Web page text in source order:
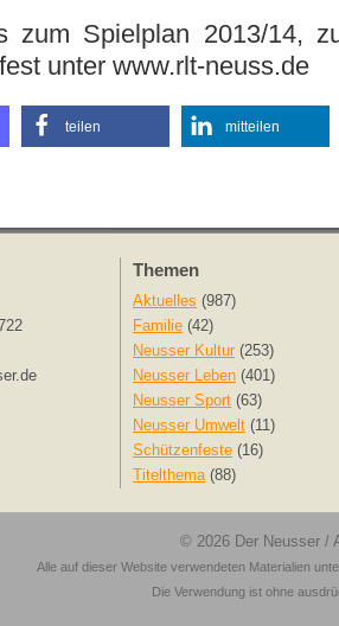
zum Spielplan 2013/14,
unter www.rlt-neuss.de
teilen mitteilen
Themen
Aktuelles (987)
Familie (42)
Neusser Kultur (253)
Neusser Leben (401)
Neusser Sport (63)
Neusser Umwelt (11)
Schützenfeste (16)
Titelthema(88)
© 2026 Der Neusser /
Alle auf dieser Website verwendeten Materialien
Die Verwendung ist ohne